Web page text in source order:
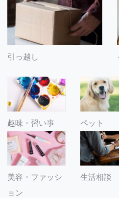
引っ越し
趣味・習い事 ペット
美容・ファッシ
ョン
生活相談